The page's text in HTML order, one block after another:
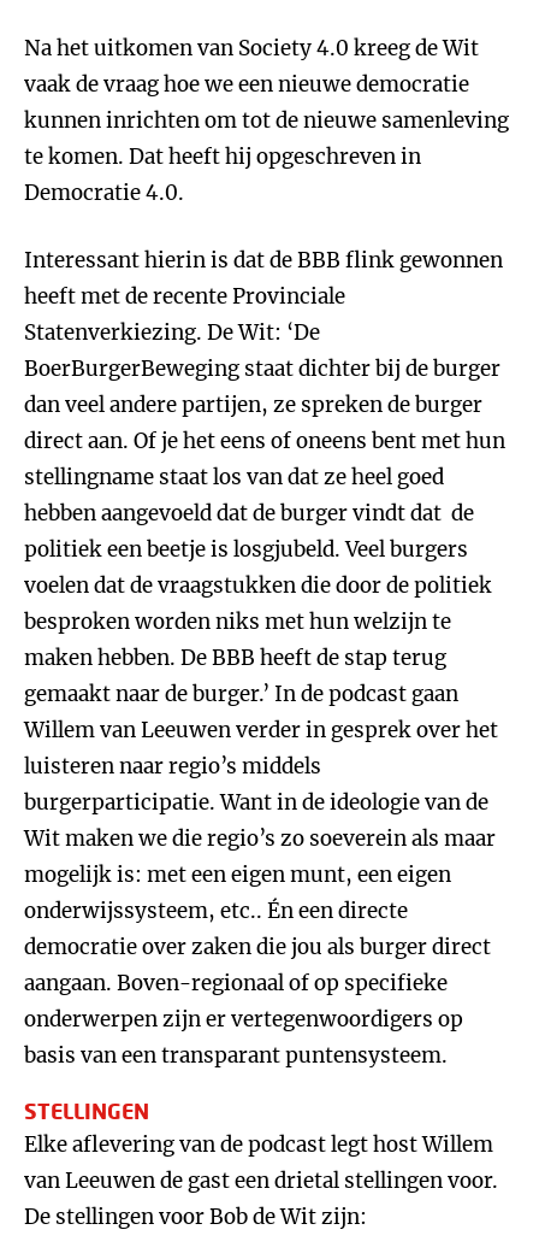
Na het uitkomen van Society 4.0 kreeg de Wit
vaak de vraag hoe we een nieuwe democratie
kunnen inrichten om tot de nieuwe samenleving
te komen. Dat heeft hij opgeschreven in
Democratie 4.0.
Interessant hierin is dat de BBB flink gewonnen
heeft met de recente Provinciale
Statenverkiezing. De Wit: ‘De
BoerBurgerBeweging staat dichter bij de burger
dan veel andere partijen, ze spreken de burger
direct aan. Of je het eens of oneens bent met hun
stellingname staat los van dat ze heel goed
hebben aangevoeld dat de burger vindt dat de
politiek een beetje is losgjubeld. Veel burgers
voelen dat de vraagstukken die door de politiek
besproken worden niks met hun welzijn te
maken hebben. De BBB heeft de stap terug
gemaakt naar de burger.’ In de podcast gaan
Willem van Leeuwen verder in gesprek over het
luisteren naar regio’s middels
burgerparticipatie. Want in de ideologie van de
Wit maken we die regio’s zo soeverein als maar
mogelijk is: met een eigen munt, een eigen
onderwijssysteem, etc.. Én een directe
democratie over zaken die jou als burger direct
aangaan. Boven-regionaal of op specifieke
onderwerpen zijn er vertegenwoordigers op
basis van een transparant puntensysteem.
STELLINGEN
Elke aflevering van de podcast legt host Willem
van Leeuwen de gast een drietal stellingen voor.
De stellingen voor Bob de Wit zijn: